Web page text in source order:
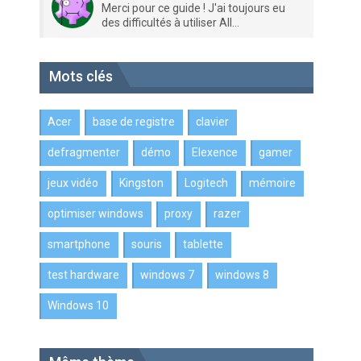
Merci pour ce guide ! J'ai toujours eu
des difficultés à utiliser All...
Mots clés
Acer base de registre clavier
defragmenter démo Elexence gamer
jeux vidéo Kingston Logitech mémoire
optimiser windows proxy razer
smartphone souris tablette
test hardware windows 7 windows 8
Windows 10